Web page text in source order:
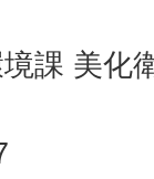
課 美化